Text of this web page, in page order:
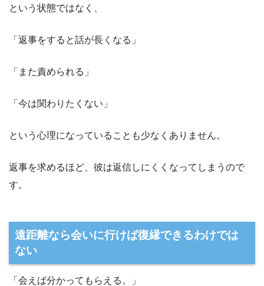
という状態ではなく、
「返事をすると話が長くなる」
「また責められる」
「今は関わりたくない」
という心理になっていることも少なくありません。
返事を求めるほど、彼は返信しにくくなってしまうので
す。
遠距離なら会いに行けば復縁できるわけでは
ない
「会えば分かってもらえる。」